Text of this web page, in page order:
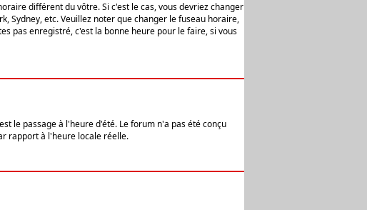
différent du vôtre. Si c'est le cas, vous devriez changer
Sydney, etc. Veuillez noter que changer le fuseau horaire,
pas enregistré, c'est la bonne heure pour le faire, si vous
le passage à l'heure d'été. Le forum n'a pas été conçu
rapport à l'heure locale réelle.